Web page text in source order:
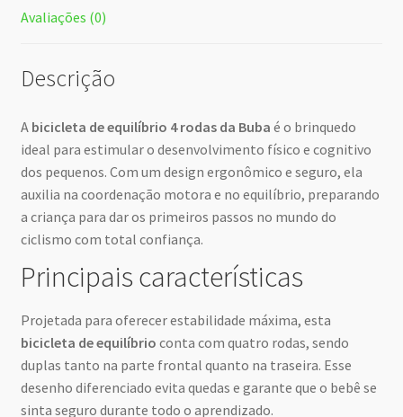
Avaliações (0)
Descrição
A bicicleta de equilíbrio 4 rodas da Buba é o brinquedo
ideal para estimular o desenvolvimento físico e cognitivo
dos pequenos. Com um design ergonômico e seguro, ela
auxilia na coordenação motora e no equilíbrio, preparando
a criança para dar os primeiros passos no mundo do
ciclismo com total confiança.
Principais características
Projetada para oferecer estabilidade máxima, esta
bicicleta de equilíbrio conta com quatro rodas, sendo
duplas tanto na parte frontal quanto na traseira. Esse
desenho diferenciado evita quedas e garante que o bebê se
sinta seguro durante todo o aprendizado.